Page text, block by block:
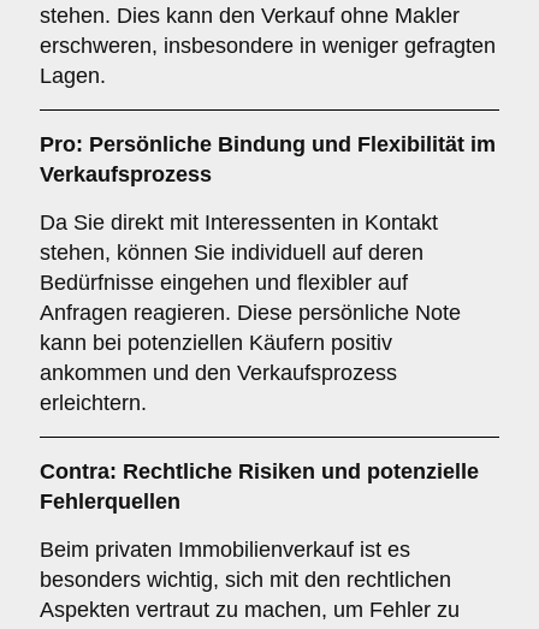
stehen. Dies kann den Verkauf ohne Makler
erschweren, insbesondere in weniger gefragten
Lagen.
Pro: Persönliche Bindung und Flexibilität im
Verkaufsprozess
Da Sie direkt mit Interessenten in Kontakt
stehen, können Sie individuell auf deren
Bedürfnisse eingehen und flexibler auf
Anfragen reagieren. Diese persönliche Note
kann bei potenziellen Käufern positiv
ankommen und den Verkaufsprozess
erleichtern.
Contra: Rechtliche Risiken und potenzielle
Fehlerquellen
Beim privaten Immobilienverkauf ist es
besonders wichtig, sich mit den rechtlichen
Aspekten vertraut zu machen, um Fehler zu